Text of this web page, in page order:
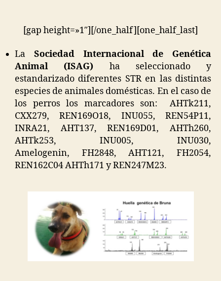
[gap height=»1″][/one_half][one_half_last]
La Sociedad Internacional de Genética
Animal (ISAG) ha seleccionado y
estandarizado diferentes STR en las distintas
especies de animales domésticas. En el caso de
los perros los marcadores son: AHTk211,
CXX279, REN169O18, INU055, REN54P11,
INRA21, AHT137, REN169D01, AHTh260,
AHTk253, INU005, INU030,
Amelogenin, FH2848, AHT121, FH2054,
REN162C04 AHTh171 y REN247M23.